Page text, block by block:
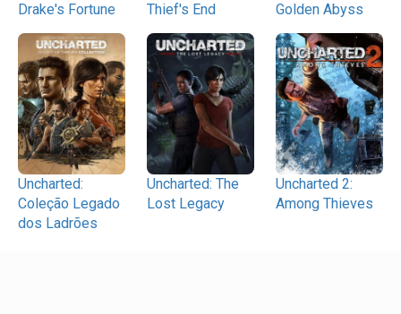
Drake's Fortune
Thief's End
Golden Abyss
Uncharted:
Coleção Legado
dos Ladrões
Uncharted: The
Lost Legacy
Uncharted 2:
Among Thieves